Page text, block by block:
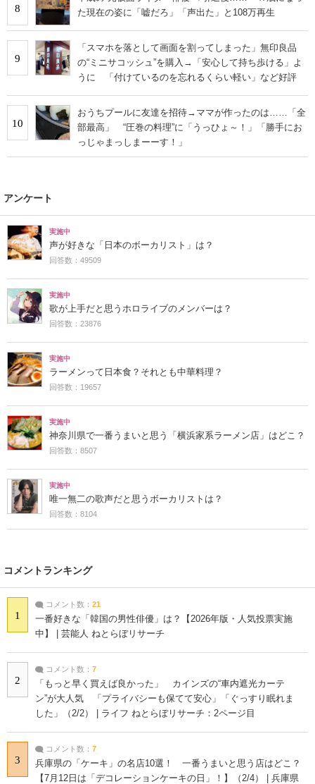
8
た現在の姿に「嘘だろ」「声出た」と108万再生
9
「スマホを落として画面を割ってしまった」無印良品
の“ミニサコッシュ”を購入→「安心して持ち歩ける」よ
うに 「付けているのを忘れるくらい軽い」など好評
10
おうちプールに友達を招待→ママが作ったのは……「全
部最高」 “圧巻の料理”に「うっひょ～！」「勝手にお
っじゃまっしまーーす！」
アンケート
実施中
声が好きな「日本のボーカリスト」は？
回答数：49509
実施中
歌が上手だと思うホロライブのメンバーは？
回答数：23876
実施中
ラーメンって日本食？それとも中華料理？
回答数：19657
実施中
神奈川県で一番うまいと思う「横浜家系ラーメン店」はどこ？
回答数：8507
実施中
唯一無二の歌声だと思うボーカリストは？
回答数：8104
コメントランキング
1
コメント数： 21
一番好きな「韓国の男性俳優」は？【2026年版・人気投票実施
中】 | 芸能人 ねとらぼリサーチ
2
コメント数： 7
「もっと早く買えば良かった」 カインズの“車内遮光カーテ
ン”が大人気 「プライバシーも保てて安心」「ぐっすり眠れま
した」（2/2） | ライフ ねとらぼリサーチ：2ページ目
3
コメント数： 7
兵庫県の「ケーキ」の名店10選！ 一番うまいと思う店はどこ？
【7月12日は「デコレーションケーキの日」！】（2/4） | 兵庫県